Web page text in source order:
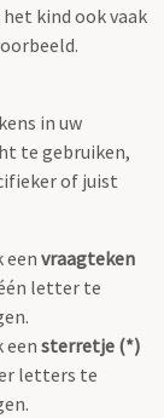
kind ook vaak
in uw
te gebruiken,
of juist
eenvraagteken
letter te
eensterretje (*)
letters te